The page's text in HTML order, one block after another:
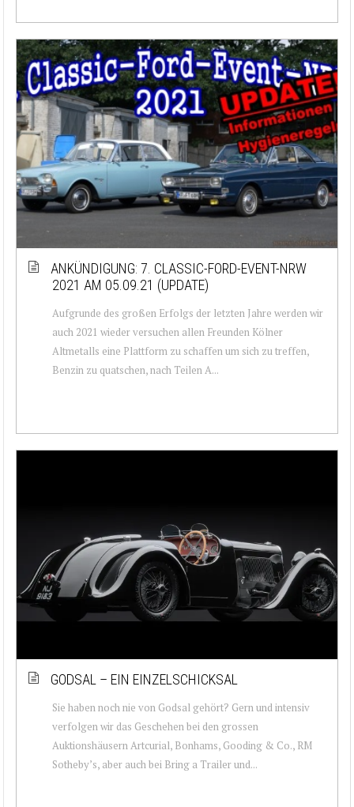
ANKÜNDIGUNG: 7. CLASSIC-FORD-EVENT-NRW
2021 AM 05.09.21 (UPDATE)
Aufgrunde des großen Erfolgs der letzten Jahre werden wir
auch 2021 wieder versuchen allen Freunden Kölner
Altmetalls eine Plattform zu schaffen um sich zu treffen,
Benzin zu quatschen, nach Teilen A...
GODSAL – EIN EINZELSCHICKSAL
Sie haben noch nie von Godsal gehört? Gern und intensiv
verfolgen wir das Geschehen bei den gros­sen
Auktionshäusern Artcurial, Bonhams, Gooding & Co., RM
Sotheby’s, aber auch bei Bring a Trailer und...